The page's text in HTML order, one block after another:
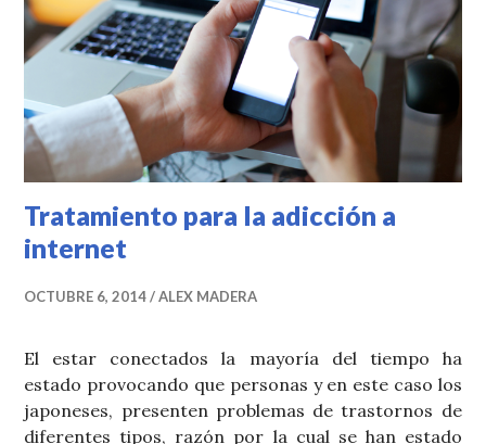
Tratamiento para la adicción a
internet
OCTUBRE 6, 2014 ALEX MADERA
El estar conectados la mayoría del tiempo ha
estado provocando que personas y en este caso los
japoneses, presenten problemas de trastornos de
diferentes tipos, razón por la cual se han estado